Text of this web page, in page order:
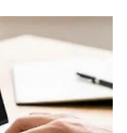
전히 이전되었다고 공식 진단
생성 AI 의 하드웨어 학습 단가가
이 감당하기 어려운 임계점
년간 빅테크 기업들은 데이터